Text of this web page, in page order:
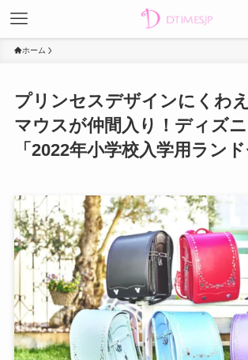
ホーム
プリンセスデザインにくわ
マウスが仲間入り！ディズ
「2022年小学校入学用ランド